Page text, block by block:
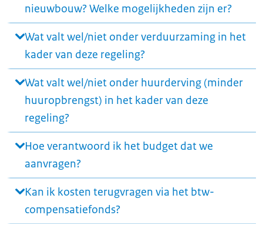
nieuwbouw? Welke mogelijkheden zijn er?
Wat valt wel/niet onder verduurzaming in het
kader van deze regeling?
Wat valt wel/niet onder huurderving (minder
huuropbrengst) in het kader van deze
regeling?
Hoe verantwoord ik het budget dat we
aanvragen?
Kan ik kosten terugvragen via het btw-
compensatiefonds?